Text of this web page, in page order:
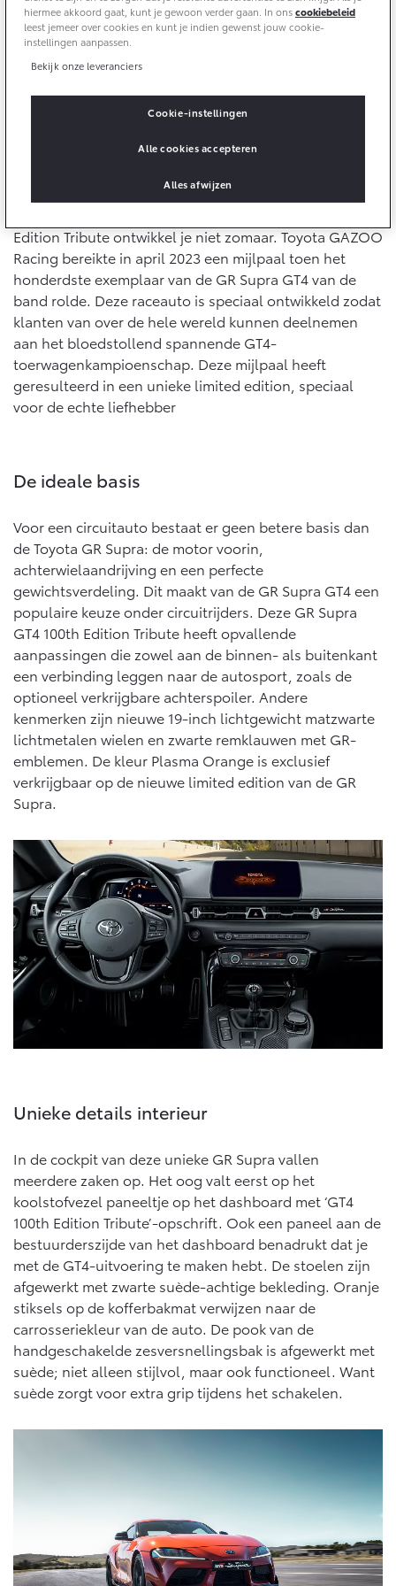
Corolla Cross
HYBRIDE
Vanaf € 36.495,-
Toyota C-HR+
BATTERIJ-ELEKTRISCH
Vanaf € 37.995,-
RAV4
PLUG-IN HYBRIDE
Vanaf € 49.995,-
Vanaf € 39.995,- Vanaf € 48.995,-
Mirai
WATERSTOF-ELEKTRISCH
Vanaf € 76.695,-
Proace City (excl. BTW)
OOK ALS BATTERIJ-
ELEKTRISCH
Vanaf € 27.945,-
Proace (excl. BTW)
OOK ALS BATTERIJ-
ELEKTRISCH
Vanaf € 37.500,-
Proace Verso
BATTERIJ-ELEKTRISCH
Vanaf € 55.950,-
Vanaf € 46.301,- Vanaf € 56.570,-
Land Cruiser (excl. BTW)
Vanaf € 89.986,-
10 jaar batterijgarantie
Toyota fabrieksgarantie
Onderdelen & Accessoires
Connected
Connected Services
MyToyota login
MyToyota App
Abonnementen
Navigatie updates
Laadpas
Energie en slim laden
Toyota Autoverzekering
Toyota Hybride Autoverzekering
Bedrijfswagens
Bedrijfswagens op maat
Edition Tribute ontwikkel je niet zomaar. Toyota GAZOO
Racing bereikte in april 2023 een mijlpaal toen het
honderdste exemplaar van de GR Supra GT4 van de
band rolde. Deze raceauto is speciaal ontwikkeld zodat
klanten van over de hele wereld kunnen deelnemen
aan het bloedstollend spannende GT4-
toerwagenkampioenschap. Deze mijlpaal heeft
geresulteerd in een unieke limited edition, speciaal
voor de echte liefhebber
De ideale basis
Voor een circuitauto bestaat er geen betere basis dan
de Toyota GR Supra: de motor voorin,
achterwielaandrijving en een perfecte
gewichtsverdeling. Dit maakt van de GR Supra GT4 een
populaire keuze onder circuitrijders. Deze GR Supra
GT4 100th Edition Tribute heeft opvallende
aanpassingen die zowel aan de binnen- als buitenkant
een verbinding leggen naar de autosport, zoals de
optioneel verkrijgbare achterspoiler. Andere
kenmerken zijn nieuwe 19-inch lichtgewicht matzwarte
lichtmetalen wielen en zwarte remklauwen met GR-
emblemen. De kleur Plasma Orange is exclusief
verkrijgbaar op de nieuwe limited edition van de GR
Supra.
Unieke details interieur
In de cockpit van deze unieke GR Supra vallen
meerdere zaken op. Het oog valt eerst op het
koolstofvezel paneeltje op het dashboard met ‘GT4
100th Edition Tribute’-opschrift. Ook een paneel aan de
bestuurderszijde van het dashboard benadrukt dat je
met de GT4-uitvoering te maken hebt. De stoelen zijn
afgewerkt met zwarte suède-achtige bekleding. Oranje
stiksels op de kofferbakmat verwijzen naar de
carrosseriekleur van de auto. De pook van de
handgeschakelde zesversnellingsbak is afgewerkt met
suède; niet alleen stijlvol, maar ook functioneel. Want
suède zorgt voor extra grip tijdens het schakelen.
hiermee akkoord gaat, kunt je gewoon verder gaan. In onscookiebeleid
leest jemeer over cookies en kunt je indien gewenst jouw cookie-
instellingen aanpassen.
Bekijk onze leveranciers
Cookie-instellingen
Alles afwijzen
Alle cookies accepteren